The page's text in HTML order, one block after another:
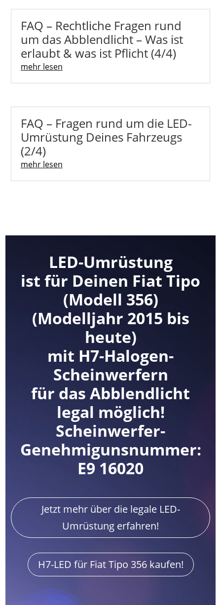
FAQ – Rechtliche Fragen rund
um das Abblendlicht – Was ist
erlaubt & was ist Pflicht (4/4)
mehr lesen
FAQ – Fragen rund um die LED-
Umrüstung Deines Fahrzeugs
(2/4)
mehr lesen
LED-Umrüstung
ist für Deinen Fiat Tipo
(Modell 356)
(Modelljahr 2015 bis
heute)
mit H7-Halogen-
Scheinwerfern
für das Abblendlicht
legal möglich!
Scheinwerfer-
Genehmigunsnummer:
E9 16020
Jetzt mehr über die legale LED-
Umrüstung erfahren!
H7-LED für Fiat Tipo 356 kaufen!